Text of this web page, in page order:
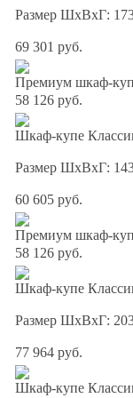
Размер ШхВхГ:
69 301 руб.
Премиум шкаф-
58 126 руб.
Шкаф-купе
Размер ШхВхГ:
60 605 руб.
Премиум шкаф-
58 126 руб.
Шкаф-купе
Размер ШхВхГ:
77 964 руб.
Шкаф-купе